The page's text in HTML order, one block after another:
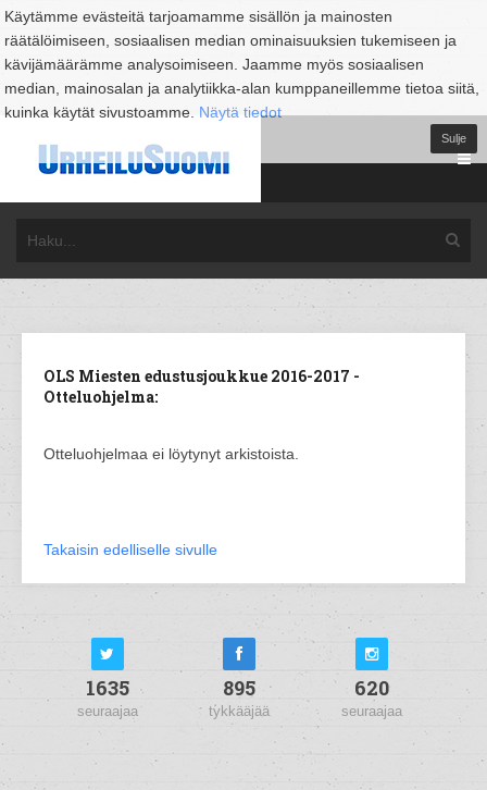
Käytämme evästeitä tarjoamamme sisällön ja mainosten
räätälöimiseen, sosiaalisen median ominaisuuksien tukemiseen ja
kävijämäärämme analysoimiseen. Jaamme myös sosiaalisen
median, mainosalan ja analytiikka-alan kumppaneillemme tietoa siitä,
kuinka käytät sivustoamme. Näytä tiedot
Sulje
OLS Miesten edustusjoukkue 2016-2017 -
Otteluohjelma:
Otteluohjelmaa ei löytynyt arkistoista.
Takaisin edelliselle sivulle
1635
seuraajaa
895
tykkääjää
620
seuraajaa